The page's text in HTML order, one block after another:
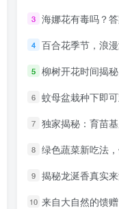
3 海娜花有毒吗？
4 百合花季节，浪
5 柳树开花时间揭
6 蚊母盆栽种下即可观
7 独家揭秘：育苗基质使
8 绿色蔬菜新吃法，
9 揭秘龙涎香真实来源
10 来自大自然的馈
3 海娜花有毒吗？
4 百合花季节，浪
5 柳树开花时间揭
6 蚊母盆栽种下即可观
7 独家揭秘：育苗基质使
8 绿色蔬菜新吃法，
9 揭秘龙涎香真实来源
10 来自大自然的馈